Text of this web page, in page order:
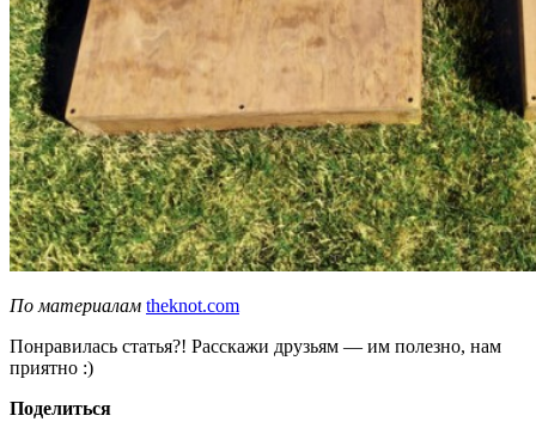
По материалам theknot.com
Понравилась статья?! Расскажи друзьям — им полезно, нам
приятно :)
Поделиться